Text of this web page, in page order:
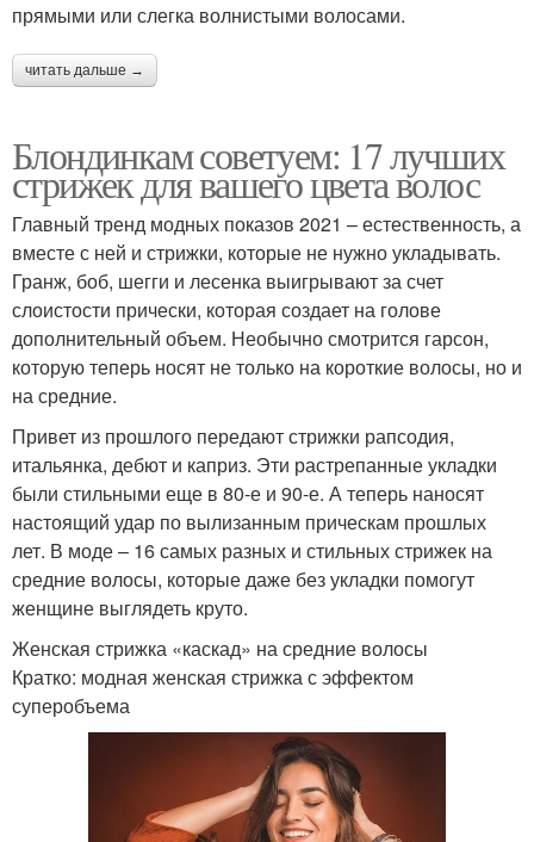
прямыми или слегка волнистыми волосами.
читать дальше →
Блондинкам советуем: 17 лучших
стрижек для вашего цвета волос
Главный тренд модных показов 2021 – естественность, а
вместе с ней и стрижки, которые не нужно укладывать.
Гранж, боб, шегги и лесенка выигрывают за счет
слоистости прически, которая создает на голове
дополнительный объем. Необычно смотрится гарсон,
которую теперь носят не только на короткие волосы, но и
на средние.
Привет из прошлого передают стрижки рапсодия,
итальянка, дебют и каприз. Эти растрепанные укладки
были стильными еще в 80-е и 90-е. А теперь наносят
настоящий удар по вылизанным прическам прошлых
лет. В моде – 16 самых разных и стильных стрижек на
средние волосы, которые даже без укладки помогут
женщине выглядеть круто.
Женская стрижка «каскад» на средние волосы
Кратко: модная женская стрижка с эффектом
суперобъема